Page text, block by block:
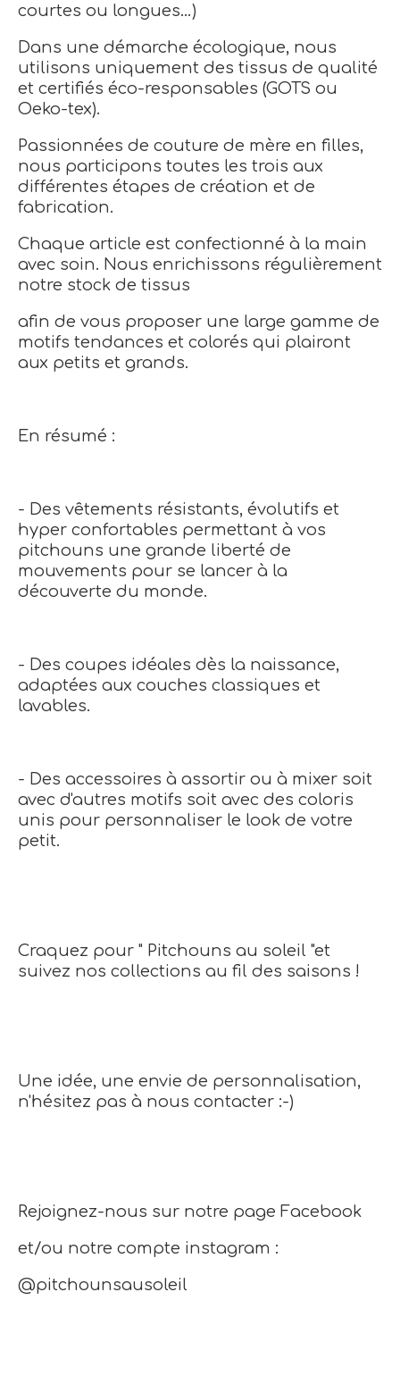
courtes ou longues…)
Dans une démarche écologique, nous
utilisons uniquement des tissus de qualité
et certifiés éco-responsables (GOTS ou
Oeko-tex).
Passionnées de couture de mère en filles,
nous participons toutes les trois aux
différentes étapes de création et de
fabrication.
Chaque article est confectionné à la main
avec soin. Nous enrichissons régulièrement
notre stock de tissus
afin de vous proposer une large gamme de
motifs tendances et colorés qui plairont
aux petits et grands.
En résumé :
- Des vêtements résistants, évolutifs et
hyper confortables permettant à vos
pitchouns une grande liberté de
mouvements pour se lancer à la
découverte du monde.
- Des coupes idéales dès la naissance,
adaptées aux couches classiques et
lavables.
- Des accessoires à assortir ou à mixer soit
avec d'autres motifs soit avec des coloris
unis pour personnaliser le look de votre
petit.
Craquez pour " Pitchouns au soleil "et
suivez nos collections au fil des saisons !
Une idée, une envie de personnalisation,
n'hésitez pas à nous contacter :-)
Rejoignez-nous sur notre page Facebook
et/ou notre compte instagram :
@pitchounsausoleil